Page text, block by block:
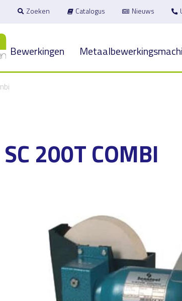
Catalogus Nieuws
Zoeken
Bewerkingen
200T COMBI